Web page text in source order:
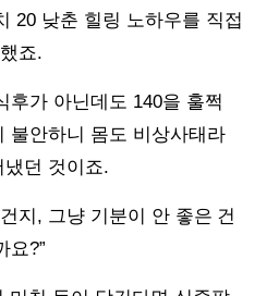
20 낮춘 힐링 노하우를 직접
죠.
후가 아닌데도 140을 훌쩍
불안하니 몸도 비상사태라
던 것이죠.
지, 그냥 기분이 안 좋은 건
요?”